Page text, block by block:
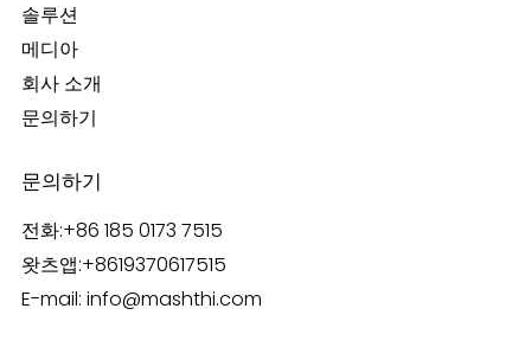
솔루션
메디아
회사 소개
문의하기
문의하기
전화:+86 185 0173 7515
왓츠앱:+8619370617515
E-mail: info@mashthi.com